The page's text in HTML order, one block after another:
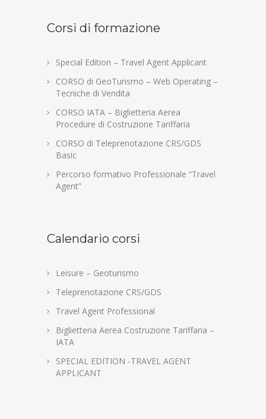
Corsi di formazione
Special Edition – Travel Agent Applicant
CORSO di GeoTurismo – Web Operating –
Tecniche di Vendita
CORSO IATA – Biglietteria Aerea
Procedure di Costruzione Tariffaria
CORSO di Teleprenotazione CRS/GDS
Basic
Percorso formativo Professionale “Travel
Agent”
Calendario corsi
Leisure – Geoturismo
Teleprenotazione CRS/GDS
Travel Agent Professional
Biglietteria Aerea Costruzione Tariffaria –
IATA
SPECIAL EDITION -TRAVEL AGENT
APPLICANT